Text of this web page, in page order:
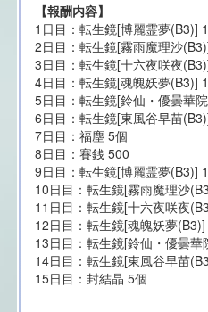
【報酬内容】
1日目：転生鏡[博麗霊夢(B3)]
2日目：転生鏡[霧雨魔理沙
3日目：転生鏡[十六夜咲夜
4日目：転生鏡[魂魄妖夢(B3)]
5日目：転生鏡[鈴仙・優曇華
6日目：転生鏡[東風谷早苗
7日目：福塵 5個
8日目：賽銭 500
9日目：転生鏡[博麗霊夢(B3)]
10日目：転生鏡[霧雨魔理沙
11日目：転生鏡[十六夜咲夜
12日目：転生鏡[魂魄妖夢
13日目：転生鏡[鈴仙・優曇
14日目：転生鏡[東風谷早苗
15日目：封結晶 5個